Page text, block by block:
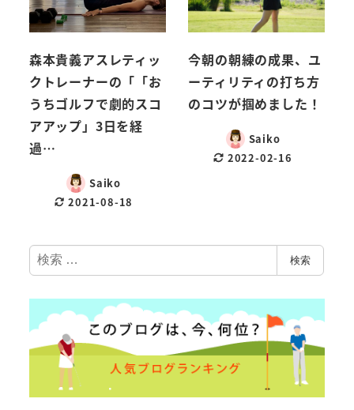
森本貴義アスレティッ
クトレーナーの「「お
うちゴルフで劇的スコ
アアップ」3日を経
過…
Saiko
2021-08-18
今朝の朝練の成果、ユ
ーティリティの打ち方
のコツが掴めました！
Saiko
2022-02-16
検
索
検索